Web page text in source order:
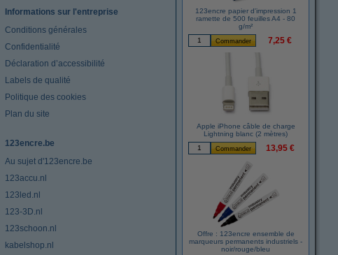
123encre papier d'impression 1
ramette de 500 feuilles A4 - 80
g/m²
7,25 €
Apple iPhone câble de charge
Lightning blanc (2 mètres)
13,95 €
Offre : 123encre ensemble de
marqueurs permanents industriels -
noir/rouge/bleu
Informations sur l'entreprise
Conditions générales
Confidentialité
Déclaration d’accessibilité
Labels de qualité
Politique des cookies
Plan du site
123encre.be
Au sujet d'123encre.be
123accu.nl
123led.nl
123-3D.nl
123schoon.nl
kabelshop.nl